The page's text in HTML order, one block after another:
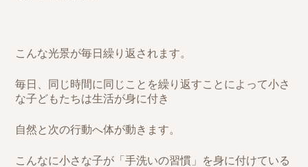
こんな光景が毎日繰り返されます。
毎日、同じ時間に同じことを繰り返すことによって小さ
な子どもたちは生活が身に付き
自然と次の行動へ体が動きます。
こんなに小さな子が「手洗いの習慣」を身に付けている